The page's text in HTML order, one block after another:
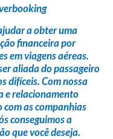
a obter uma
financeirapor
em viagens aéreas.
aliada do passageiro
difíceis. Com nossa
e relacionamento
com as companhias
conseguimos a
que você deseja.